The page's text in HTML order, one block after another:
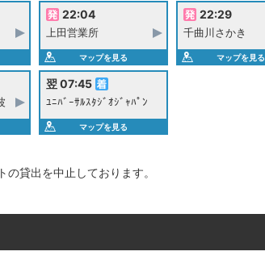
22:04
上田営業所
マップを見る
22:29
千曲川さかき
マップを見る
翌 07:45
ﾕﾆﾊﾞｰｻﾙｽﾀｼﾞｵｼﾞｬﾊﾟﾝ
マップを見る
の貸出を中止しております。